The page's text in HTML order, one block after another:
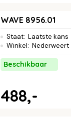
WAVE 8956.01
Staat: Laatste kans
Winkel: Nederweert
Beschikbaar
488,-